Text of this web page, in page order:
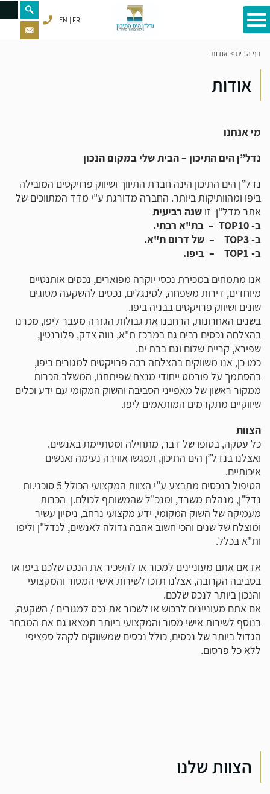
FR
EN
דף הבית > אודות
אודות
מי אנחנו
נדל”ן הים התיכון – הבית שלי במקום הנכון
נדל”ן הים התיכון הינה חברת התיווך ושיווק פרויקטים המובילה
ביפו ומהוותיקות ביותר. החברה מדורגת ע"י מדד המתווכים של
אתר מדל"ן זו שנה רביעית
ב- TOP10 – בת"א רבתי.
ב- TOP3 – של דרום ת"א.
ב- TOP1 – ביפו.
אנו מתמחים במכירת נכסי יוקרה מפוארים, נכסים אותנטיים
מיוחדים, דירות משפחה, לסינגלים, נכסים להשקעה מסוגים
שונים ושיווק פרויקטים בבניה ביפו.
בשנים האחרונות, הרחבנו את גבולות הגזרה מעבר ליפו, מכרנו
בהצלחה נכסים רבים גם במרכז ת"א, נווה צדק, פלורנטין,
שפירא, קריית שלום וגם בבת ים.
כמו כן, אנו משווקים בהצלחה רבה פרויקטים למגורים ביפו,
בהסתמך על פורמט ייחודי מנצח שפיתחנו, המשלב הכרות
ממקור ראשון של מאפייני הסביבה והשוק המקומי עם ידע וכלים
שיווקיים מתקדמים המותאמים ליפו.
הצוות
כל עסקה, בסופו של דבר, מתחילה ומסתיימת באנשים.
ואצלנו בנדל”ן הים התיכון, תפגשו אווירה נעימה ואנשים
איכותיים.
הטיפול בנכסים מתבצע ע"י הצוות המקצועי הכולל 5 סוכני.ות
נדל"ן, מנהלת משרד, ומנכ"ל שהמשותף לכולם.ן הכרות
מעמיקה של השוק המקומי, ידע מקצועי נרחב, ניסיון עשיר
ומוצלח של שנים והכי חשוב אהבה גדולה לאנשים, לנדל"ן וליפו
ות"א בכלל.
אז אם אתם מעוניינים למכור או להשכיר את הנכס שלכם ביפו או
בסביבה הקרובה, אצלנו תזכו לשירות אישי המסור והמקצועי
והנכון ביותר לנכס שלכם.
אם אתם מעוניינים לרכוש או לשכור את נכס למגורים / השקעה,
בנוסף לשירות אישי מסור והמקצועי ביותר תמצאו גם את המבחר
הגדול ביותר של נכסים, כולל נכסים שמשווקים לקהל ספציפי
ללא כל פרסום.
הצוות שלנו